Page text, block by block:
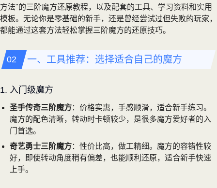
方法"的三阶魔方还原教程，以及配套的工具、学习资料和实用
模板。无论你是零基础的新手，还是曾经尝试过但失败的玩家，
都能通过这套方法轻松掌握三阶魔方的还原技巧。
一、工具推荐：选择适合自己的魔方
1. 入门级魔方
圣手传奇三阶魔方：价格实惠，手感顺滑，适合新手练习。
魔方的配色清晰，转动时卡顿较少，是很多魔方爱好者的入
门首选。
奇艺勇士三阶魔方：性价比高，做工精细。魔方的容错性较
好，即使转动角度稍有偏差，也能顺利还原，适合新手快速
上手。